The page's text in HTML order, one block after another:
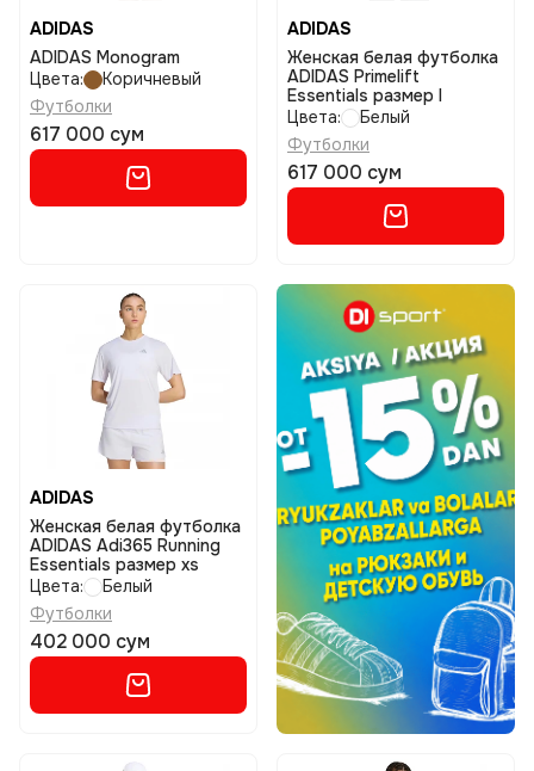
ADIDAS
ADIDAS Monogram
Цвета:
Коричневый
Футболки
617 000 сум
ADIDAS
Женская белая футболка
ADIDAS Primelift
Essentials размер l
Цвета:
Белый
Футболки
617 000 сум
ADIDAS
Женская белая футболка
ADIDAS Adi365 Running
Essentials размер xs
Цвета:
Белый
Футболки
402 000 сум